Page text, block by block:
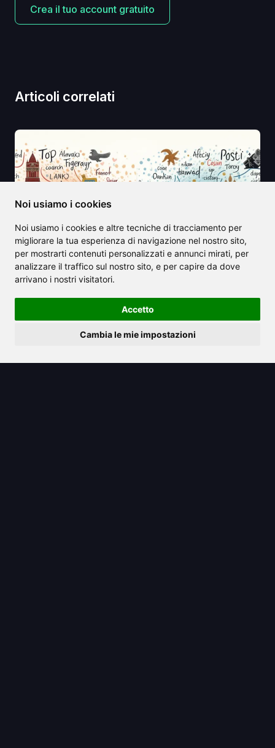
Noi usiamo i cookies
Noi usiamo i cookies e altre tecniche di tracciamento per
migliorare la tua esperienza di navigazione nel nostro sito,
per mostrarti contenuti personalizzati e annunci mirati, per
analizzare il traffico sul nostro sito, e per capire da dove
arrivano i nostri visitatori.
Accetto
Cambia le mie impostazioni
Crea il tuo account gratuito
Articoli correlati
Traduzione dall'inglese al polacco